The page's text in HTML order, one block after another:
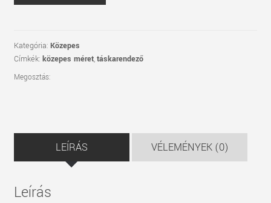
mennyiség
Kategória: Közepes
Címkék: közepes méret,táskarendező
Megosztás:
LEÍRÁS VÉLEMÉNYEK (0)
Leírás